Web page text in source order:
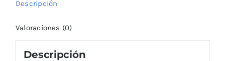
Descripción
Valoraciones (0)
Descripción